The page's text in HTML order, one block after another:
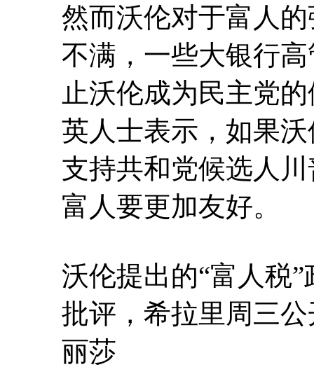
然而沃伦对于富人
不满，一些大银行
止沃伦成为民主党
英人士表示，如果
支持共和党候选人
富人要更加友好。
沃伦提出的“富人税
批评，希拉里周三
丽莎